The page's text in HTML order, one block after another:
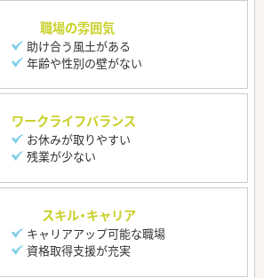
職場の雰囲気
助け合う風土がある
年齢や性別の壁がない
ワークライフバランス
お休みが取りやすい
残業が少ない
スキル・キャリア
キャリアアップ可能な職場
資格取得支援が充実